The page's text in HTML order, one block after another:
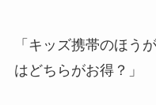
「キッズ携帯のほう
はどちらがお得？」